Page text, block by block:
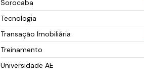
Sorocaba
Tecnologia
Transação Imobiliária
Treinamento
Universidade AE